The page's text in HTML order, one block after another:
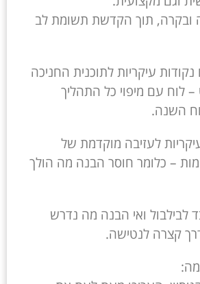
ובקרה, תוך הקדשת תשומת לב
עיקריות לתוכנית החניכה
– לוח עם מיפוי כל התהליך
השנה.
לעזיבה מוקדמת של
– כלומר חוסר הבנה מה הולך
לבילבול ואי הבנה מה נדרש
קצרה לנטישה.